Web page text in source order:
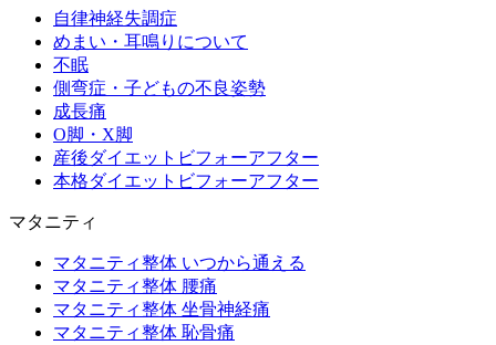
自律神経失調症
めまい・耳鳴りについて
不眠
側弯症・子どもの不良姿勢
成長痛
O脚・X脚
産後ダイエットビフォーアフター
本格ダイエットビフォーアフター
マタニティ
マタニティ整体 いつから通える
マタニティ整体 腰痛
マタニティ整体 坐骨神経痛
マタニティ整体 恥骨痛